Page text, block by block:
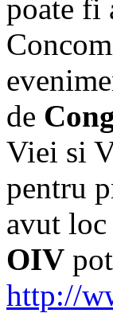
poate fi
de
Viei si
pentru
avut
OIV
http://